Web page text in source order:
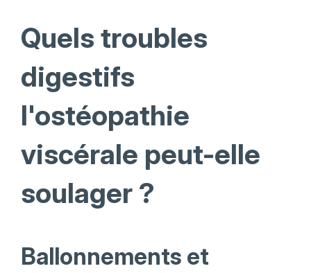
Quels troubles
digestifs
l'ostéopathie
viscérale peut-elle
soulager ?
Ballonnements et